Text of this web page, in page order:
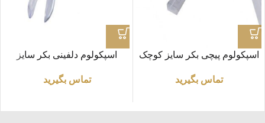
اسپکولوم پیچی بکر سایز کوچک
تماس بگیرید
اسپکولوم دلفینی بکر سایز
تماس بگیرید